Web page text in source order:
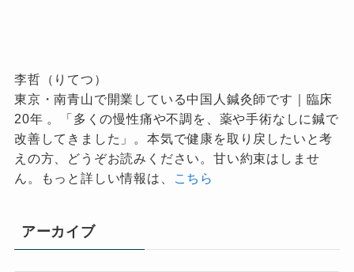
李哲（りてつ）
東京・南青山で開業している中国人鍼灸師です｜臨床
20年 。「多くの慢性痛や不調を、薬や手術なしに鍼で
改善してきました」。本気で健康を取り戻したいと考
えの方、どうぞお読みください。甘い約束はしませ
ん。もっと詳しい情報は、
こちら
アーカイブ